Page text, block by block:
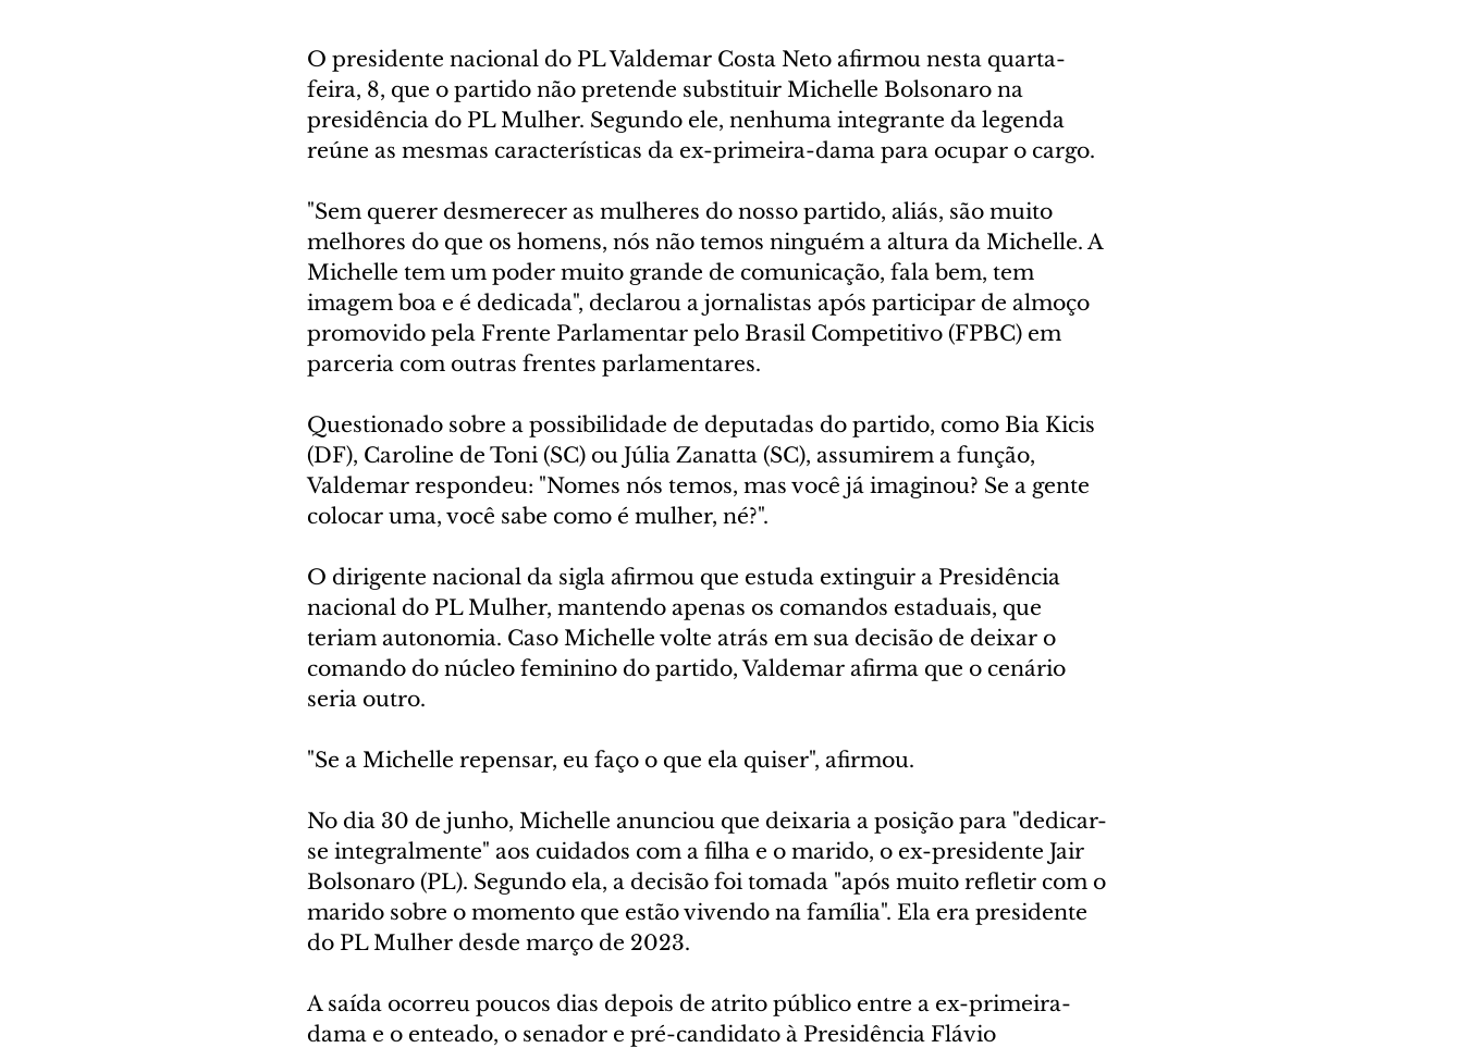
O presidente nacional do PL Valdemar Costa Neto afirmou nesta quarta-
feira, 8, que o partido não pretende substituir Michelle Bolsonaro na
presidência do PL Mulher. Segundo ele, nenhuma integrante da legenda
reúne as mesmas características da ex-primeira-dama para ocupar o cargo.
"Sem querer desmerecer as mulheres do nosso partido, aliás, são muito
melhores do que os homens, nós não temos ninguém a altura da Michelle. A
Michelle tem um poder muito grande de comunicação, fala bem, tem
imagem boa e é dedicada", declarou a jornalistas após participar de almoço
promovido pela Frente Parlamentar pelo Brasil Competitivo (FPBC) em
parceria com outras frentes parlamentares.
Questionado sobre a possibilidade de deputadas do partido, como Bia Kicis
(DF), Caroline de Toni (SC) ou Júlia Zanatta (SC), assumirem a função,
Valdemar respondeu: "Nomes nós temos, mas você já imaginou? Se a gente
colocar uma, você sabe como é mulher, né?".
O dirigente nacional da sigla afirmou que estuda extinguir a Presidência
nacional do PL Mulher, mantendo apenas os comandos estaduais, que
teriam autonomia. Caso Michelle volte atrás em sua decisão de deixar o
comando do núcleo feminino do partido, Valdemar afirma que o cenário
seria outro.
"Se a Michelle repensar, eu faço o que ela quiser", afirmou.
No dia 30 de junho, Michelle anunciou que deixaria a posição para "dedicar-
se integralmente" aos cuidados com a filha e o marido, o ex-presidente Jair
Bolsonaro (PL). Segundo ela, a decisão foi tomada "após muito refletir com o
marido sobre o momento que estão vivendo na família". Ela era presidente
do PL Mulher desde março de 2023.
A saída ocorreu poucos dias depois de atrito público entre a ex-primeira-
dama e o enteado, o senador e pré-candidato à Presidência Flávio